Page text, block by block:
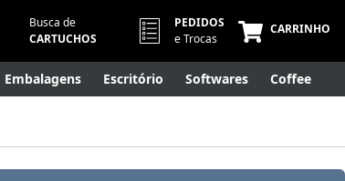
Busca de
CARTUCHOS
PEDIDOS
e Trocas
CARRINHO
Embalagens Escritório Softwares Coffee